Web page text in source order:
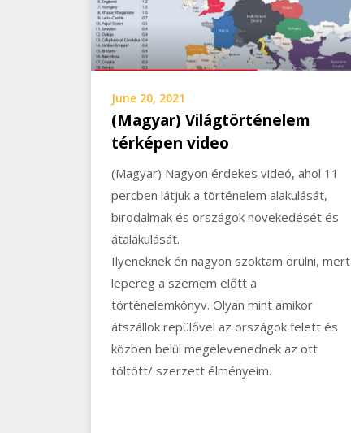
June 20, 2021
(Magyar) Világtörténelem
térképen video
(Magyar) Nagyon érdekes videó, ahol 11
percben látjuk a történelem alakulását,
birodalmak és országok növekedését és
átalakulását.
Ilyeneknek én nagyon szoktam örülni, mert
lepereg a szemem előtt a
történelemkönyv. Olyan mint amikor
átszállok repülővel az országok felett és
közben belül megelevenednek az ott
töltött/ szerzett élményeim.